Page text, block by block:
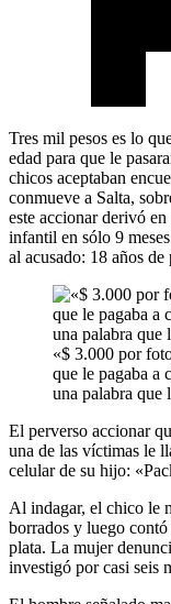
Tres mil pesos es lo
edad para que le
chicos aceptaban
conmueve a Salta,
este accionar derivó
infantil en sólo 9
al acusado: 18 años de
«$ 3.000 por
que le pagaba a
una palabra que
El perverso accionar
una de las víctimas le
celular de su hijo:
Al indagar, el chico le
borrados y luego
plata. La mujer
investigó por casi seis